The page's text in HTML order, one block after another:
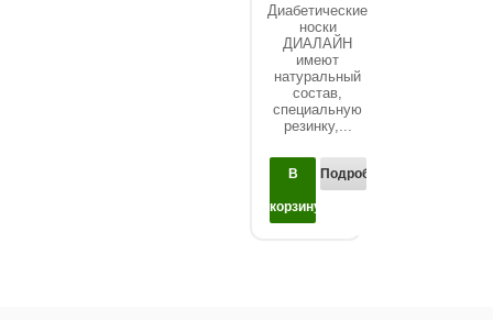
Диабетические
носки
ДИАЛАЙН
имеют
натуральный
состав,
специальную
резинку,...
В
корзину
Подробнее...